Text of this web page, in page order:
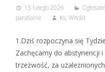
15 lutego 2026
parafialne
Ks. Witold
1.Dziś rozpoczyna się
Zachęcamy do abstynencji
trzeźwość, za